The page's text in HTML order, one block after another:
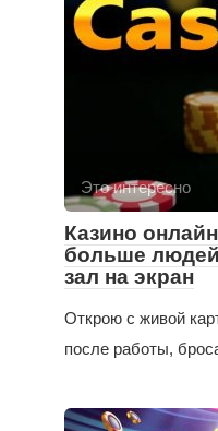
Это интересно
Казино
больше
зал на экран
Открою с живой
после работы,